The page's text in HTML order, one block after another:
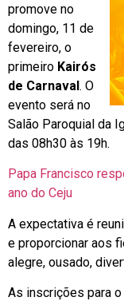
promove no
domingo, 11 de
fevereiro, o
primeiro Kairós
de Carnaval. O
evento será no
Salão Paroquial da
das 08h30 às 19h.
Papa Francisco
ano do Ceju
A expectativa é
e proporcionar aos
alegre, ousado,
As inscrições para